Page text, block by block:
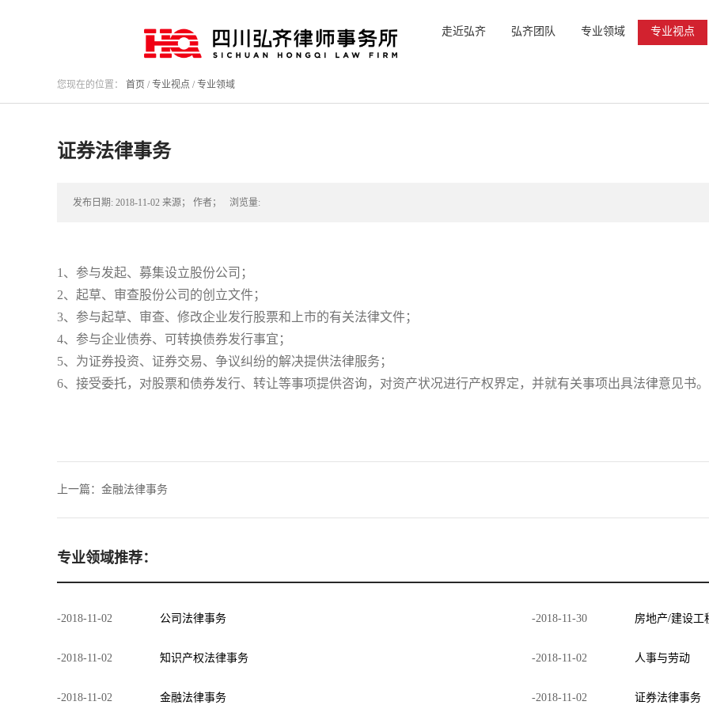
走近弘齐 弘齐团队 专业领域 专业视点
您现在的位置： 首页 /专业视点 / 专业领域
证券法律事务
发布日期: 2018-11-02 来源； 作者； 浏览量:
1、参与发起、募集设立股份公司；
2、起草、审查股份公司的创立文件；
3、参与起草、审查、修改企业发行股票和上市的有关法律文件；
4、参与企业债券、可转换债券发行事宜；
5、为证券投资、证券交易、争议纠纷的解决提供法律服务；
6、接受委托，对股票和债券发行、转让等事项提供咨询，对资产状况进行产权界定，并就有关事项出具法律意见书。
上一篇： 金融法律事务
专业领域推荐：
-2018-11-02 公司法律事务 -2018-11-30 房地产/建设工
-2018-11-02 知识产权法律事务 -2018-11-02 人事与劳动
-2018-11-02 金融法律事务 -2018-11-02 证券法律事务